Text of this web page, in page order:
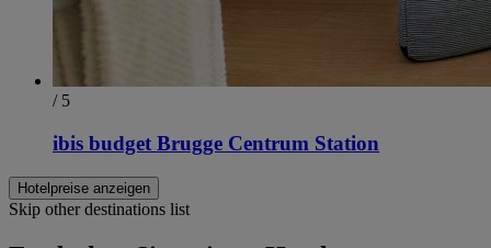
/ 5
ibis budget Brugge Centrum Station
Hotelpreise anzeigen
Skip other destinations list